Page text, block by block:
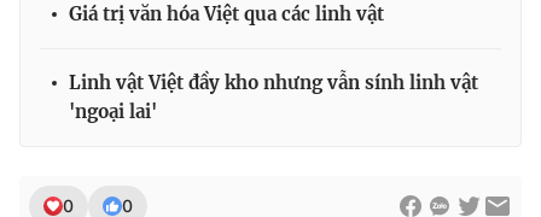
Cơ quan báo chí:Thời báo VTV
cấp ngày 29/12/2023
Tổng Biên tập:Vũ Thanh Thủy
Tổng đài VTV:
024.38 355 931 - 024.38 355 932
Giá trị văn hóa Việt qua các linh vật
Linh vật Việt đầy kho nhưng vẫn sính linh vật
'ngoại lai'
0 0